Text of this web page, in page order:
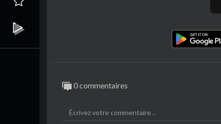
Watch also BALI, Indonesia 🇮🇩 in 4K :
Watch also in St. PETERSBURG, Russia
0 commentaires